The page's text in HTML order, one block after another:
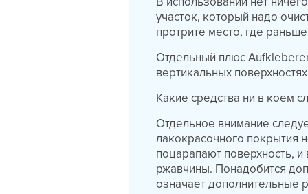
участок, который надо
протрите место, где
Отдельный плюс
вертикальных
Какие средства ни в коем
Отдельное внимание
лакокрасочного покрытия
поцарапают поверхность,
ржавчины. Понадобится
означает дополнительные